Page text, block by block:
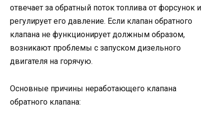
отвечает за обратный поток топлива от форсунок и
регулирует его давление. Если клапан обратного
клапана не функционирует должным образом,
возникают проблемы с запуском дизельного
двигателя на горячую.
Основные причины неработающего клапана
обратного клапана: